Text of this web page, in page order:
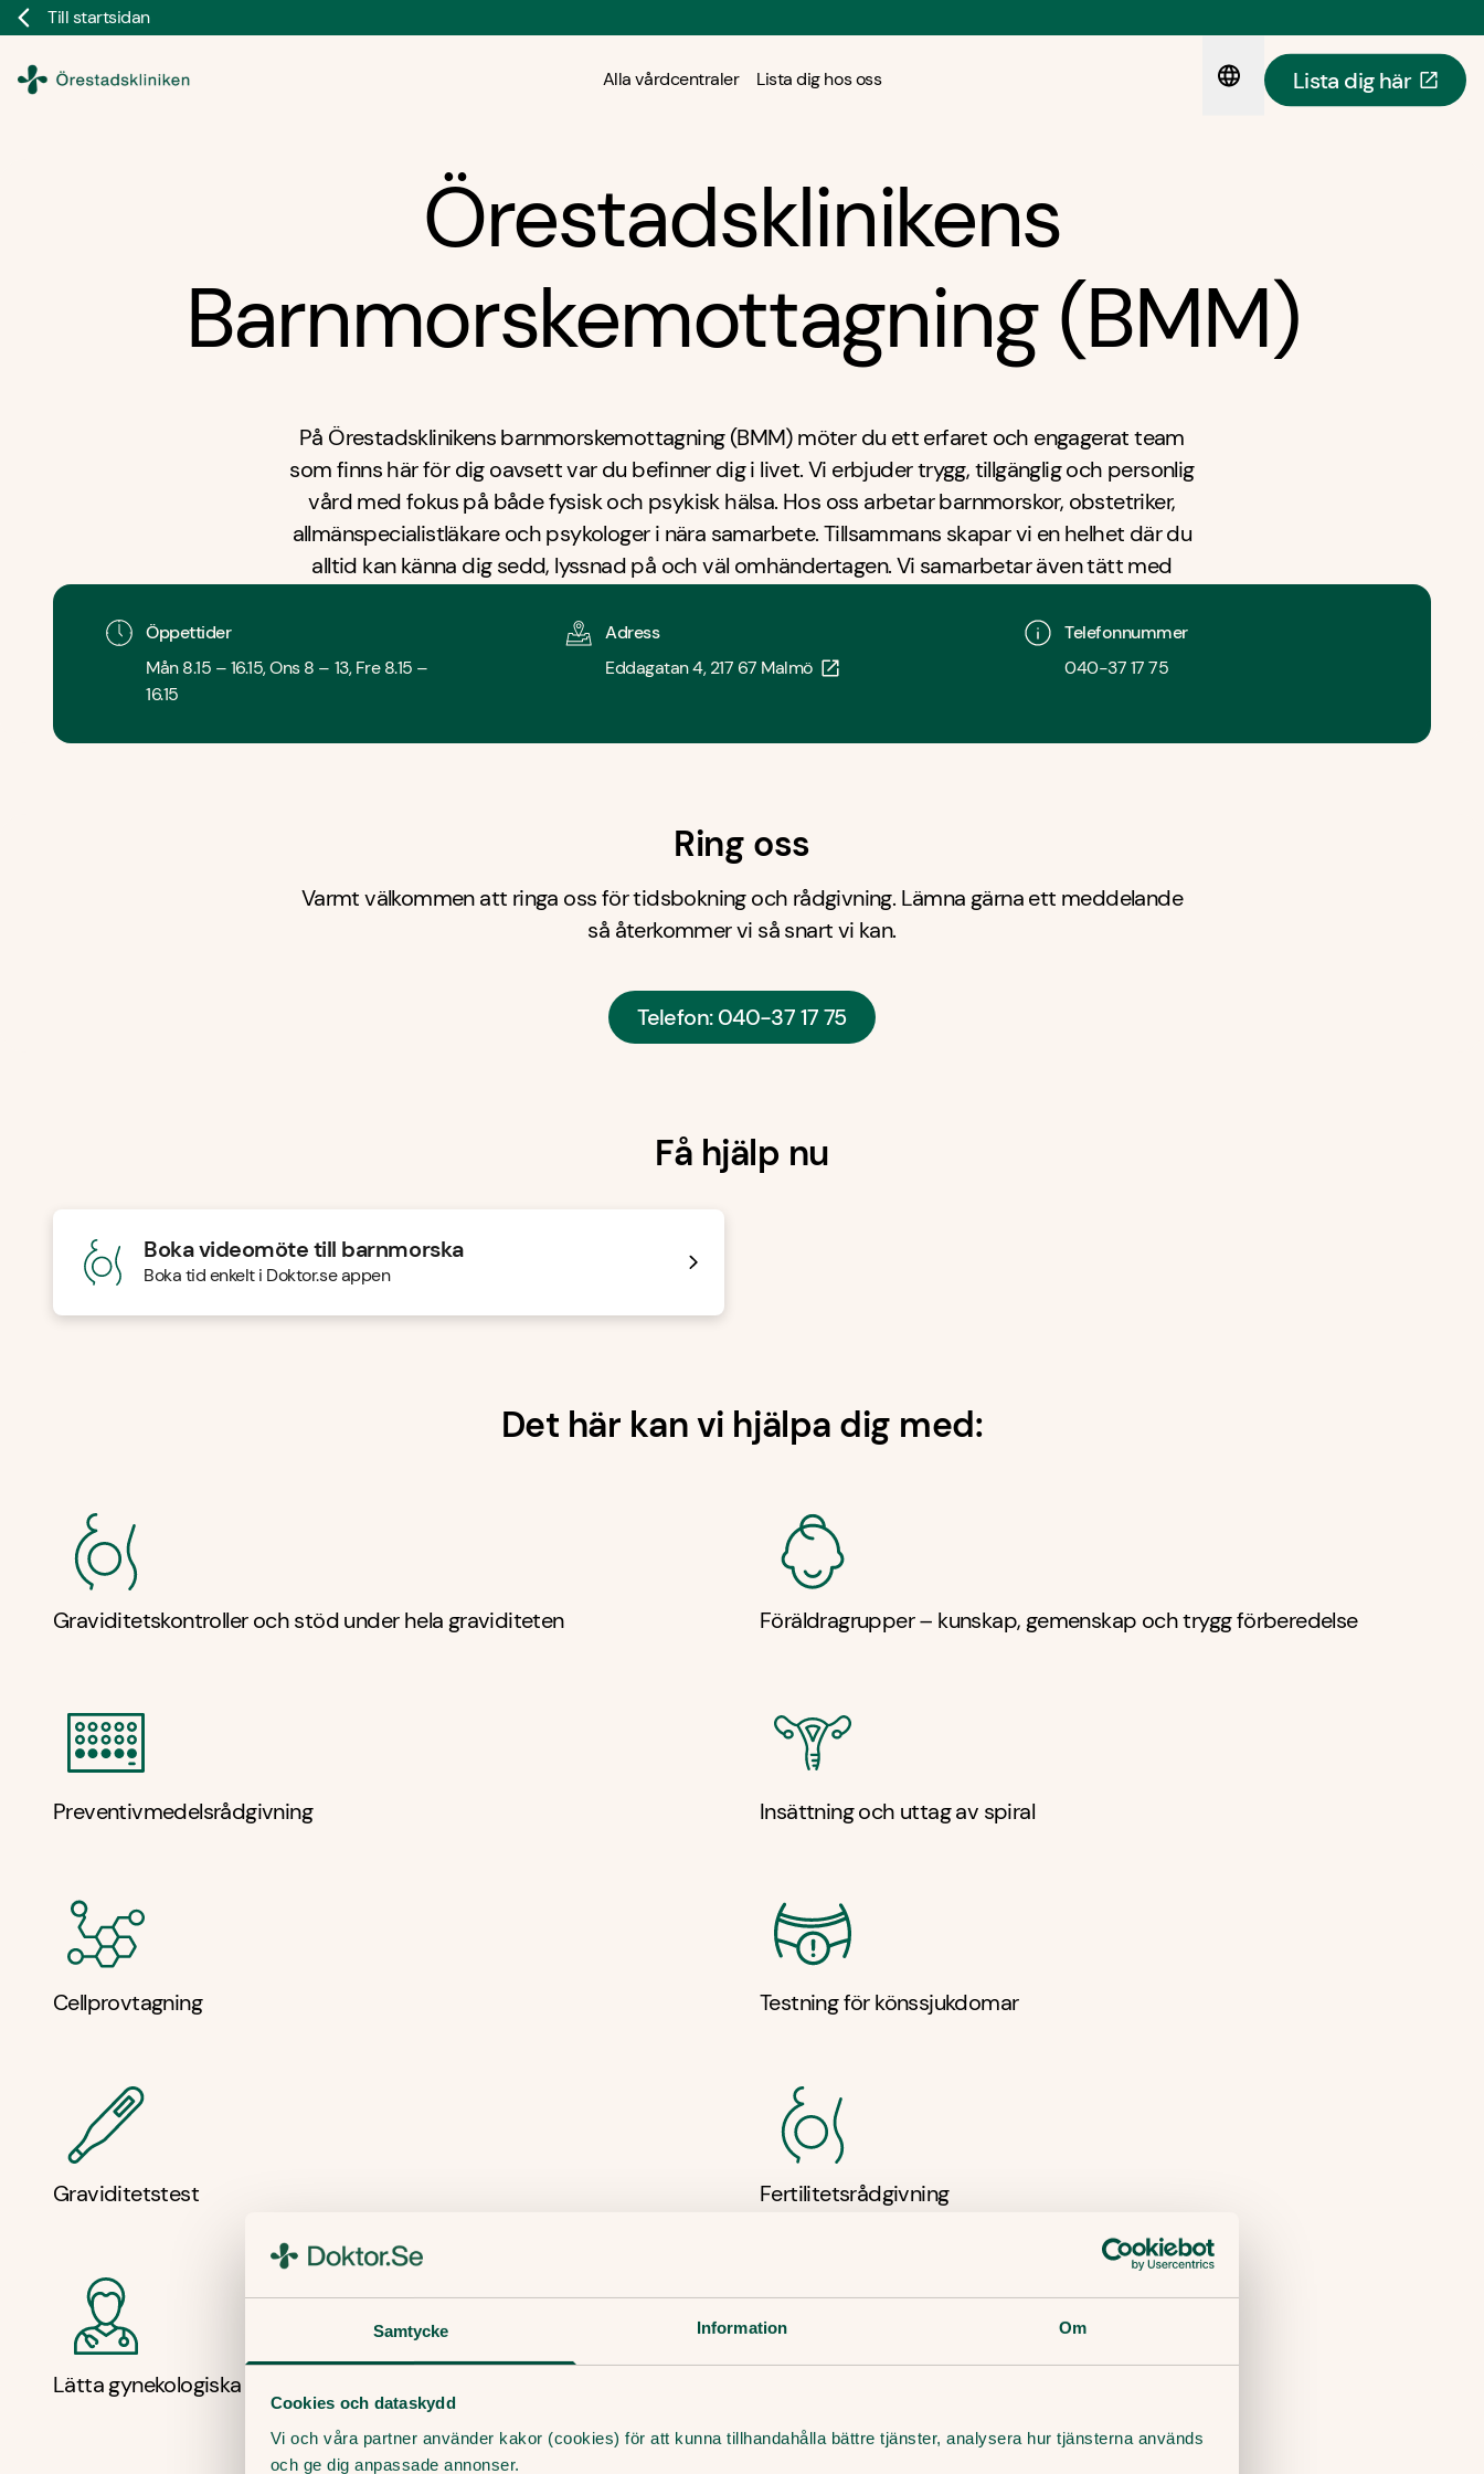
Samtycke Information Om
Cookies och dataskydd
Vi och våra partner använder kakor (cookies) för att kunna tillhandahålla bättre tjänster, analysera hur tjänsterna används
och ge dig anpassade annonser.
Till startsidan
Alla vårdcentraler Lista dig hos oss Lista dig här
Örestadsklinikens
Barnmorskemottagning (BMM)
På Örestadsklinikens barnmorskemottagning (BMM) möter du ett erfaret och engagerat team
som finns här för dig oavsett var du befinner dig i livet. Vi erbjuder trygg, tillgänglig och personlig
vård med fokus på både fysisk och psykisk hälsa. Hos oss arbetar barnmorskor, obstetriker,
allmänspecialistläkare och psykologer i nära samarbete. Tillsammans skapar vi en helhet där du
alltid kan känna dig sedd, lyssnad på och väl omhändertagen. Vi samarbetar även tätt med
stöd utifrån dina behov. Trygg vård genom livets olika faser.
Öppettider
Mån 8.15 – 16.15, Ons 8 – 13, Fre 8.15 –
16.15
Adress
Eddagatan 4, 217 67 Malmö
Telefonnummer
040-37 17 75
Ring oss
Varmt välkommen att ringa oss för tidsbokning och rådgivning. Lämna gärna ett meddelande
så återkommer vi så snart vi kan.
Telefon: 040-37 17 75
Få hjälp nu
Boka videomöte till barnmorska
Boka tid enkelt i Doktor.se appen
Det här kan vi hjälpa dig med:
Graviditetskontroller och stöd under hela graviditeten Föräldragrupper – kunskap, gemenskap och trygg förberedelse
Preventivmedelsrådgivning Insättning och uttag av spiral
Cellprovtagning Testning för könssjukdomar
Graviditetstest Fertilitetsrådgivning
Lätta gynekologiska besvär